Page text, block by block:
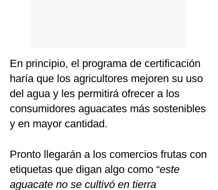
En principio, el programa de certificación
haría que los agricultores mejoren su uso
del agua y les permitirá ofrecer a los
consumidores aguacates más sostenibles
y en mayor cantidad.
Pronto llegarán a los comercios frutas con
etiquetas que digan algo como “este
aguacate no se cultivó en tierra